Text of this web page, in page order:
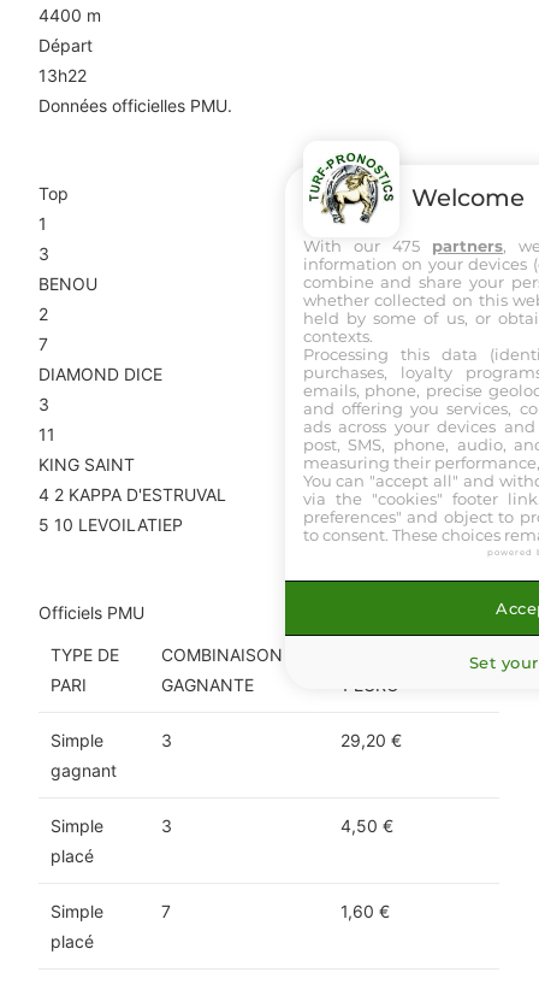
4400 m
Départ
13h22
Données officielles PMU.
Top
1
3
BENOU
2
7
DIAMOND DICE
3
11
KING SAINT
4 2 KAPPA D'ESTRUVAL
5 10 LEVOILATIEP
Officiels PMU
TYPE DE
PARI
COMBINAISON
GAGNANTE
RAPPORTS POUR
1 EURO
Simple
gagnant
3 29,20 €
Simple
placé
3 4,50 €
Simple
placé
7 1,60 €
Welcome
With our 475 partners,
information on your devices
combine and share your
whether collected on this
held by some of us, or
contexts.
Processing this data
purchases, loyalty
emails, phone, precise
and offering you services,
ads across your devices
post, SMS, phone, audio,
measuring their
You can "accept all" and
via the "cookies" footer link
preferences" and object to
to consent. These choices
powered
Set